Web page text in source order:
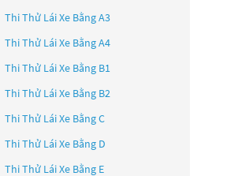
Thi Thử Lái Xe Bằng A3
Thi Thử Lái Xe Bằng A4
Thi Thử Lái Xe Bằng B1
Thi Thử Lái Xe Bằng B2
Thi Thử Lái Xe Bằng C
Thi Thử Lái Xe Bằng D
Thi Thử Lái Xe Bằng E